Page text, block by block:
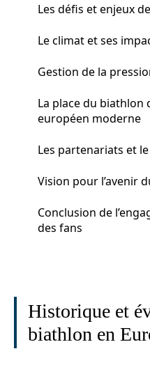
Les défis et enjeux
Le climat et ses
Gestion de la
La place du biathlon
européen moderne
Les partenariats et
Vision pour l’avenir
Conclusion de
des fans
Historique et
biathlon en